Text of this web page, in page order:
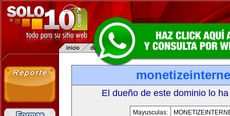
El dueño de este dominio lo
Mayusculas: